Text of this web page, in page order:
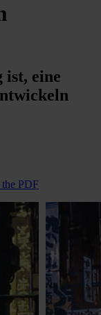
ist, eine
PDF